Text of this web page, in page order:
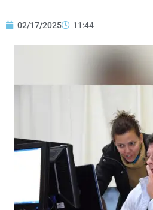
02/17/2025 11:44